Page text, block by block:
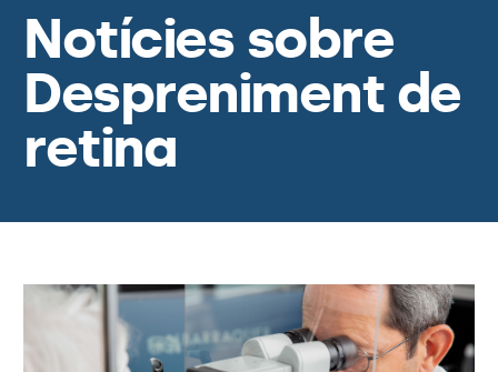
Notícies sobre
Despreniment de
retina